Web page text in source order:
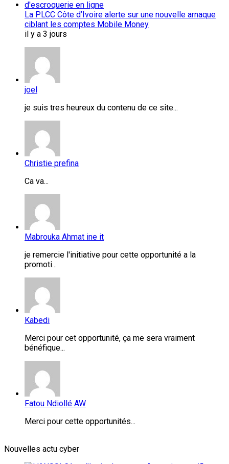
La PLCC Côte d’Ivoire alerte sur une nouvelle arnaque
ciblant les comptes Mobile Money
il y a 3 jours
joel
je suis tres heureux du contenu de ce site...
Christie prefina
Ca va...
Mabrouka Ahmat ine it
je remercie l'initiative pour cette opportunité a la
promoti...
Kabedi
Merci pour cet opportunité, ça me sera vraiment
bénéfique...
Fatou Ndiollé AW
Merci pour cette opportunités...
Nouvelles actu cyber